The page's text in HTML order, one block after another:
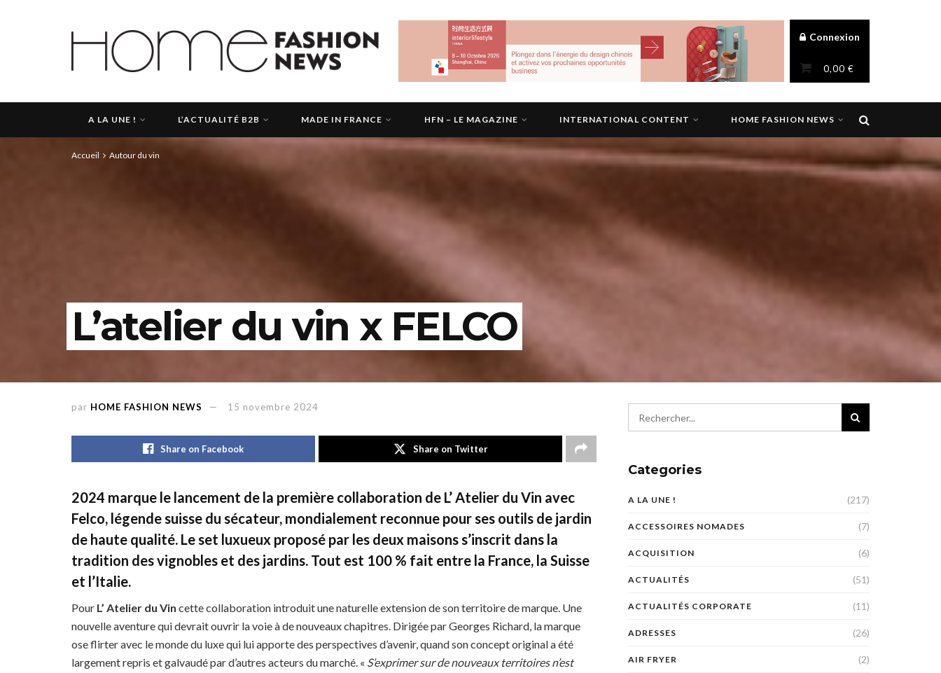
Connexion
0,00 €
A LA UNE ! L’ACTUALITÉ B2B MADE IN FRANCE HFN – LE MAGAZINE INTERNATIONAL CONTENT HOME FASHION NEWS
Accueil Autour du vin
L’atelier du vin x FELCO
par HOME FASHION NEWS 15 novembre 2024
Share on Facebook Share on Twitter
2024 marque le lancement de la première collaboration de L’ Atelier du Vin avec
Felco, légende suisse du sécateur, mondialement reconnue pour ses outils de jardin
de haute qualité. Le set luxueux proposé par les deux maisons s’inscrit dans la
tradition des vignobles et des jardins. Tout est 100 % fait entre la France, la Suisse
et l’Italie.
Pour L’ Atelier du Vin cette collaboration introduit une naturelle extension de son territoire de marque. Une
nouvelle aventure qui devrait ouvrir la voie à de nouveaux chapitres. Dirigée par Georges Richard, la marque
ose flirter avec le monde du luxe qui lui apporte des perspectives d’avenir, quand son concept original a été
largement repris et galvaudé par d’autres acteurs du marché. « S’exprimer sur de nouveaux territoires n’est
Categories
A LA UNE ! (217)
ACCESSOIRES NOMADES (7)
ACQUISITION (6)
ACTUALITÉS (51)
ACTUALITÉS CORPORATE (11)
ADRESSES (26)
AIR FRYER (2)